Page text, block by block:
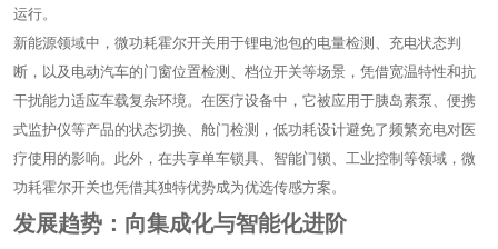
运行。
新能源领域中，微功耗霍尔开关用于锂电池包的电量检测、充电状态判
断，以及电动汽车的门窗位置检测、档位开关等场景，凭借宽温特性和抗
干扰能力适应车载复杂环境。在医疗设备中，它被应用于胰岛素泵、便携
式监护仪等产品的状态切换、舱门检测，低功耗设计避免了频繁充电对医
疗使用的影响。此外，在共享单车锁具、智能门锁、工业控制等领域，微
功耗霍尔开关也凭借其独特优势成为优选传感方案。
发展趋势：向集成化与智能化进阶